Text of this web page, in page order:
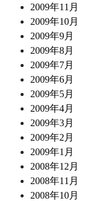
2009年11月
2009年10月
2009年9月
2009年8月
2009年7月
2009年6月
2009年5月
2009年4月
2009年3月
2009年2月
2009年1月
2008年12月
2008年11月
2008年10月